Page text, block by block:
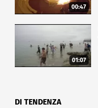
00:47
01:07
DI TENDENZA